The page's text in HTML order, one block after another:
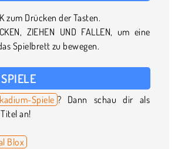
zum Drücken der Tasten.
ZIEHEN UND FALLEN, um eine
Spielbrett zu bewegen.
Spiele ? Dann schau dir als
an!
Blox